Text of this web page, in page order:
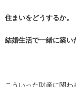
住まいをどうするか。
結婚生活で一緒に築い
こういった財産に関わ